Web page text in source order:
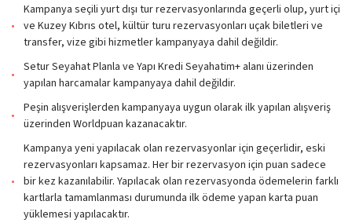
Kampanya seçili yurt dışı tur rezervasyonlarında geçerli olup, yurt içi
ve Kuzey Kıbrıs otel, kültür turu rezervasyonları uçak biletleri ve
transfer, vize gibi hizmetler kampanyaya dahil değildir.
Setur Seyahat Planla ve Yapı Kredi Seyahatim+ alanı üzerinden
yapılan harcamalar kampanyaya dahil değildir.
Peşin alışverişlerden kampanyaya uygun olarak ilk yapılan alışveriş
üzerinden Worldpuan kazanacaktır.
Kampanya yeni yapılacak olan rezervasyonlar için geçerlidir, eski
rezervasyonları kapsamaz. Her bir rezervasyon için puan sadece
bir kez kazanılabilir. Yapılacak olan rezervasyonda ödemelerin farklı
kartlarla tamamlanması durumunda ilk ödeme yapan karta puan
yüklemesi yapılacaktır.